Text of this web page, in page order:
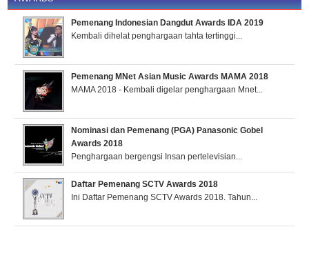
Pemenang Indonesian Dangdut Awards IDA 2019
Kembali dihelat penghargaan tahta tertinggi...
Pemenang MNet Asian Music Awards MAMA 2018
MAMA 2018 - Kembali digelar penghargaan Mnet...
Nominasi dan Pemenang (PGA) Panasonic Gobel
Awards 2018
Penghargaan bergengsi Insan pertelevisian...
Daftar Pemenang SCTV Awards 2018
Ini Daftar Pemenang SCTV Awards 2018. Tahun...